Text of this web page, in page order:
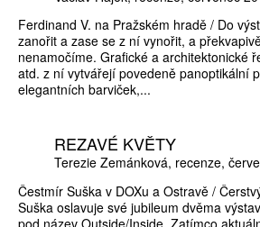
Ferdinand V. na Pražském hradě / Do
zanořit a zase se z ní vynořit, a
nenamočíme. Grafické a architektonické
atd. z ní vytvářejí povedeně panoptikální
elegantních barviček,...
REZAVÉ KVĚTY
Terezie Zemánková recenze
Čestmír Suška v DOXu a Ostravě /
Suška oslavuje své jubileum dvěma